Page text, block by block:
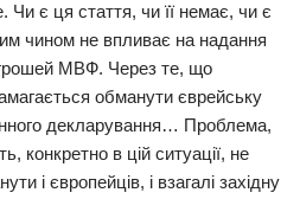
є ця стаття, чи її немає, чи є
чином не впливає на надання
грошей МВФ. Через те, що
обманути єврейську
декларування… Проблема,
конкретно в цій ситуації, не
і європейців, і взагалі західну